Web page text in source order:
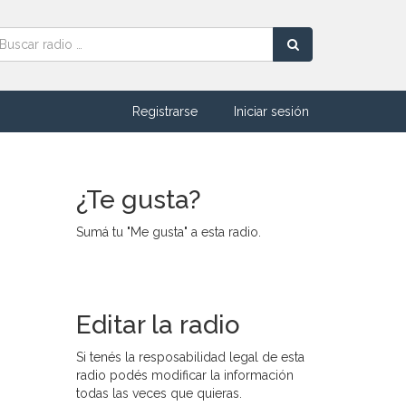
Registrarse Iniciar sesión
¿Te gusta?
Sumá tu "Me gusta" a esta radio.
Editar la radio
Si tenés la resposabilidad legal de esta
radio podés modificar la información
todas las veces que quieras.